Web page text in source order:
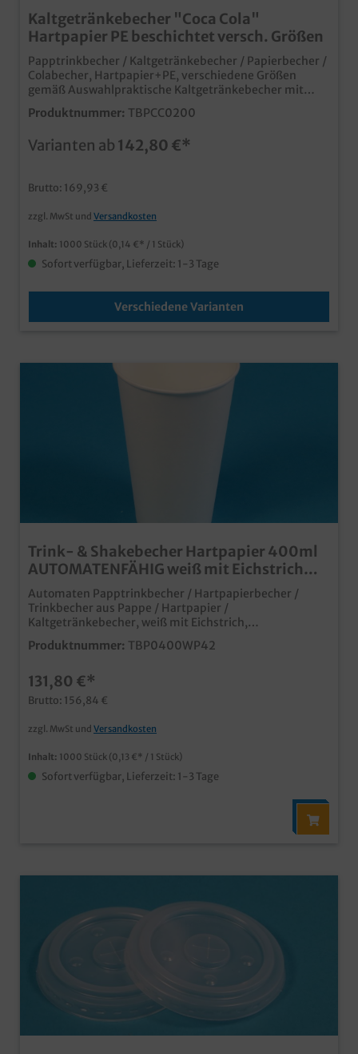
Kaltgetränkebecher "Coca Cola"
Hartpapier PE beschichtet versch. Größen
Papptrinkbecher / Kaltgetränkebecher / Papierbecher /
Colabecher, Hartpapier+PE, verschiedene Größen
gemäß Auswahlpraktische Kaltgetränkebecher mit
dem beliebten MarkenmotivPE beschichtet für lange
Frische und Dichtigkeitmit SUP Logo und Eichstrich für
verschließbar (separat erhältlich)
Produktnummer: TBPCC0200
Varianten ab 142,80 €*
Brutto: 169,93 €
zzgl. MwSt und Versandkosten
Inhalt: 1000 Stück (0,14 €* / 1 Stück)
Sofort verfügbar, Lieferzeit: 1-3 Tage
Verschiedene Varianten
Trink- & Shakebecher Hartpapier 400ml
AUTOMATENFÄHIG weiß mit Eichstrich
1000St
Automaten Papptrinkbecher / Hartpapierbecher /
Trinkbecher aus Pappe / Hartpapier /
Kaltgetränkebecher, weiß mit Eichstrich,
automatenfähig Füllmenge: 0,4l 400ml, oberer
Durchmesser 90mm, 1000 Stück im Karton speziell
neutrales weiß für vielseitigen Einsatz rechtssicher mit
mit Eichstrich und SUP LogoPE Beschichtung für
optimale Dichtigkeit Made in Germany für kurze
Transportwege ab 50.000 Stück auch individuell
bedruckbar Auch passende Deckel erhältlich (separat
bestellbar)
Produktnummer: TBP0400WP42
131,80 €*
Brutto: 156,84 €
zzgl. MwSt und Versandkosten
Inhalt: 1000 Stück (0,13 €* / 1 Stück)
Sofort verfügbar, Lieferzeit: 1-3 Tage